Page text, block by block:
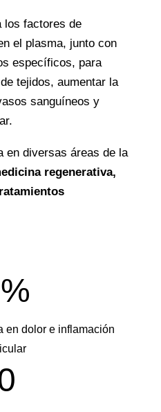
los factores de
el plasma, junto con
específicos, para
tejidos, aumentar la
sanguíneos y
en diversas áreas de la
regenerativa,
%
en dolor e inflamación